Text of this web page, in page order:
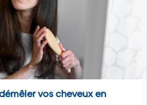
vos cheveux en